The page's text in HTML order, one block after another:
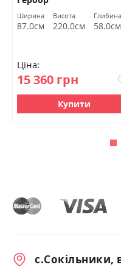
Ширина
87.0см
Висота
220.0см
Глибина
58.0см
Ціна:
15 360 грн
Купити
с.Сокільники,